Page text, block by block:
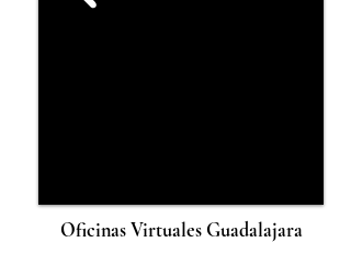
Oficinas Virtuales Guadalajara